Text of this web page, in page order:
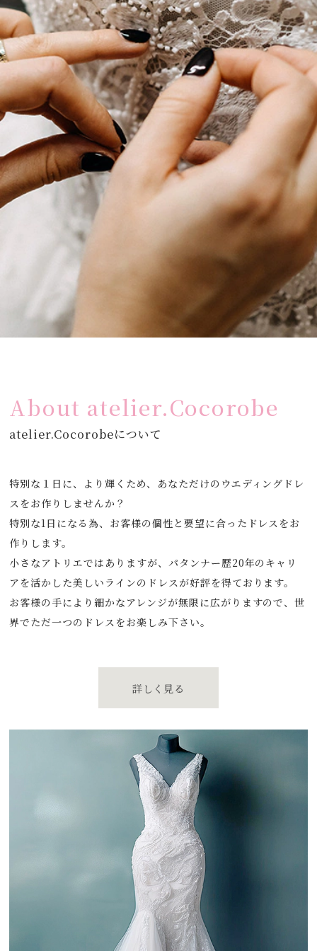
About atelier.Cocorobe
atelier.Cocorobeについて
特別な１日に、より輝くため、あなただけのウエディングドレ
スをお作りしませんか？
特別な1日になる為、お客様の個性と要望に合ったドレスをお
作りします。
​小さなアトリエではありますが、パタンナー歴20年のキャリ
アを活かした美しいラインのドレスが好評を得ております。
お客様の手により細かなアレンジが無限に広がりますので、世
界でただ一つのドレスをお楽しみ下さい。
詳しく見る